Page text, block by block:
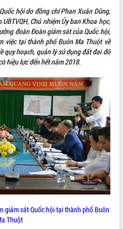
hội do đồng chí Phan Xuân Dũng,
Chủ nhiệm Ủy ban Khoa học,
đoàn Đoàn giám sát của Quốc hội,
việc tại thành phố Buôn Ma Thuột về
quy hoạch, quản lý sử dụng đất đai đô
hiệu lực đến hết năm 2018.
giám sát Quốc hội tại thành phố Buôn
Thuột